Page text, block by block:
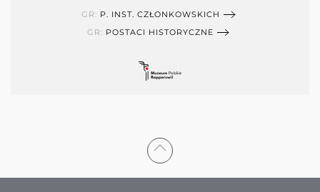
GR: P. INST. CZŁONKOWSKICH
GR: POSTACI HISTORYCZNE